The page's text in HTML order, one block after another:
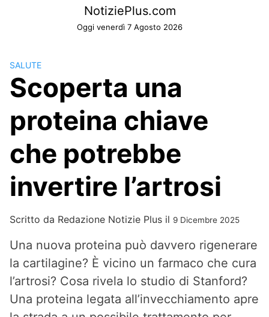
NotiziePlus.com
Oggi venerdì 7 Agosto 2026
SALUTE
Scoperta una
proteina chiave
che potrebbe
invertire l’artrosi
Scritto da Redazione Notizie Plus il 9 Dicembre 2025
Una nuova proteina può davvero rigenerare
la cartilagine? È vicino un farmaco che cura
l’artrosi? Cosa rivela lo studio di Stanford?
Una proteina legata all’invecchiamento apre